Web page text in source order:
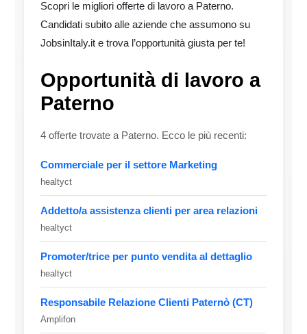
Scopri le migliori offerte di lavoro a Paterno.
Candidati subito alle aziende che assumono su
JobsinItaly.it e trova l’opportunità giusta per te!
Opportunità di lavoro a
Paterno
4 offerte trovate a Paterno. Ecco le più recenti:
Commerciale per il settore Marketing
healtyct
Addetto/a assistenza clienti per area relazioni
healtyct
Promoter/trice per punto vendita al dettaglio
healtyct
Responsabile Relazione Clienti Paternò (CT)
Amplifon